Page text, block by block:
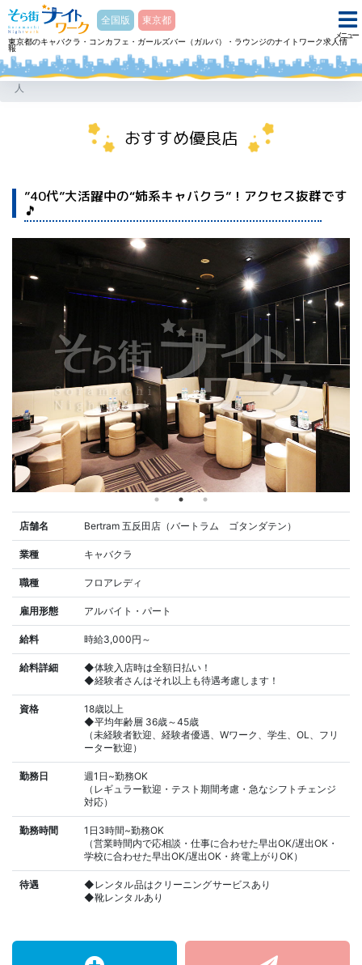
メニュー
そら街ナイトワーク
全国版
東京都
東京都のキャバクラ・コンカフェ・ガールズバー（ガルバ）・ラウンジのナイトワーク求人情
報
ホーム
キャバクラ Bertram 五反田店バートラム ゴタンダテンのアルバイト・求
人
おすすめ優良店
”40代”大活躍中の“姉系キャバクラ”！アクセス抜群です
🎵
店舗名 Bertram 五反田店（バートラム ゴタンダテン）
業種 キャバクラ
職種 フロアレディ
雇用形態 アルバイト・パート
給料 時給3,000円～
給料詳細
◆体験入店時は全額日払い！
◆経験者さんはそれ以上も待遇考慮します！
資格
18歳以上
◆平均年齢層 36歳～45歳
（未経験者歓迎、経験者優遇、Wワーク、学生、OL、フリ
ーター歓迎）
勤務日
週1日~勤務OK
（レギュラー歓迎・テスト期間考慮・急なシフトチェンジ
対応）
勤務時間
1日3時間~勤務OK
（営業時間内で応相談・仕事に合わせた早出OK/遅出OK・
学校に合わせた早出OK/遅出OK・終電上がりOK）
待遇
◆レンタル品はクリーニングサービスあり
◆靴レンタルあり